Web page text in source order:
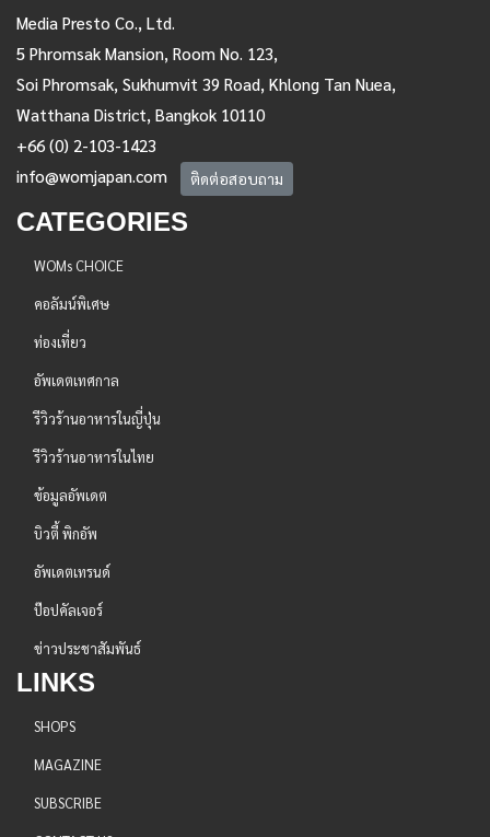
Media Presto Co., Ltd.
5 Phromsak Mansion, Room No. 123,
Soi Phromsak, Sukhumvit 39 Road, Khlong Tan Nuea,
Watthana District, Bangkok 10110
+66 (0) 2-103-1423
info@womjapan.com
ติดต่อสอบถาม
CATEGORIES
WOMs CHOICE
คอลัมน์พิเศษ
ท่องเที่ยว
อัพเดตเทศกาล
รีวิวร้านอาหารในญี่ปุ่น
รีวิวร้านอาหารในไทย
ข้อมูลอัพเดต
บิวตี้ พิกอัพ
อัพเดตเทรนด์
ป๊อปคัลเจอร์
ข่าวประชาสัมพันธ์
LINKS
SHOPS
MAGAZINE
SUBSCRIBE